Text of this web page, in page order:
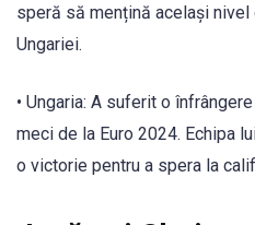
speră să mențină același
Ungariei.
• Ungaria: A suferit o
meci de la Euro 2024. Echipa
o victorie pentru a spera la